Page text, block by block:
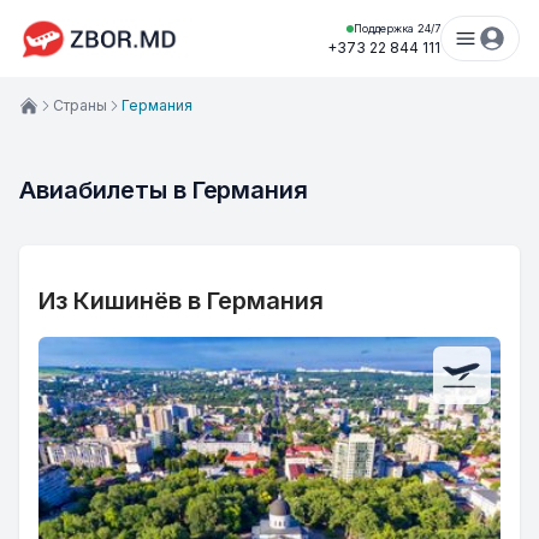
Поддержка 24/7
+373 22 844 111
Страны Германия
Авиабилеты в Германия
Из Кишинёв в Германия